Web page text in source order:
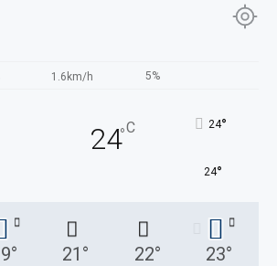
1.6km/h 5%
24°C 24°
24°
° 21 ° 22° 23°